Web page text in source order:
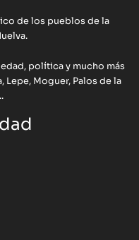
de los pueblos de la
política y mucho más
Lepe, Moguer, Palos de la